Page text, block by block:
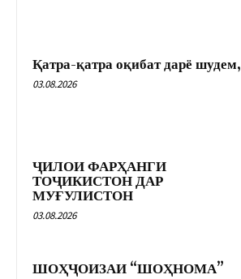
Қатра-қатра оқибат дарё шудем,
03.08.2026
ҶИЛОИ ФАРҲАНГИ
ТОҶИКИСТОН ДАР
МУҒУЛИСТОН
03.08.2026
ШОҲҶОИЗАИ “ШОҲНОМА”